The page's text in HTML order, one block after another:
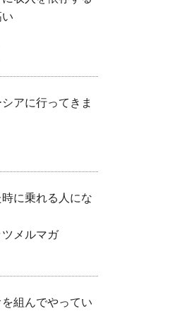
アに行ってきま
に乗れる人にな
メルマガ
組んでやってい